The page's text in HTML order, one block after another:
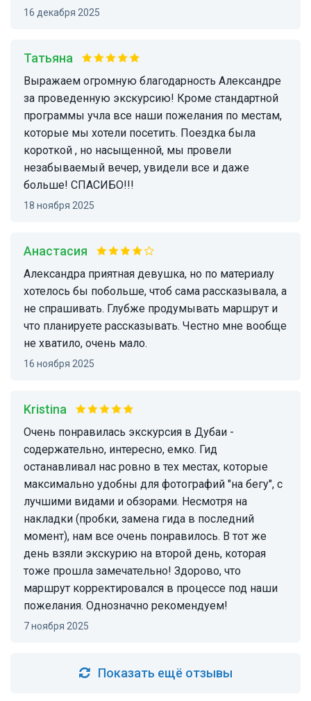
16 декабря 2025
Татьяна
Выражаем огромную благодарность Александре
за проведенную экскурсию! Кроме стандартной
программы учла все наши пожелания по местам,
которые мы хотели посетить. Поездка была
короткой , но насыщенной, мы провели
незабываемый вечер, увидели все и даже
больше! СПАСИБО!!!
18 ноября 2025
Анастасия
Александра приятная девушка, но по материалу
хотелось бы побольше, чтоб сама рассказывала, а
не спрашивать. Глубже продумывать маршрут и
что планируете рассказывать. Честно мне вообще
не хватило, очень мало.
16 ноября 2025
Kristina
Очень понравилась экскурсия в Дубаи -
содержательно, интересно, емко. Гид
останавливал нас ровно в тех местах, которые
максимально удобны для фотографий "на бегу", с
лучшими видами и обзорами. Несмотря на
накладки (пробки, замена гида в последний
момент), нам все очень понравилось. В тот же
день взяли экскурию на второй день, которая
тоже прошла замечательно! Здорово, что
маршрут корректировался в процессе под наши
пожелания. Однозначно рекомендуем!
7 ноября 2025
Показать ещё отзывы